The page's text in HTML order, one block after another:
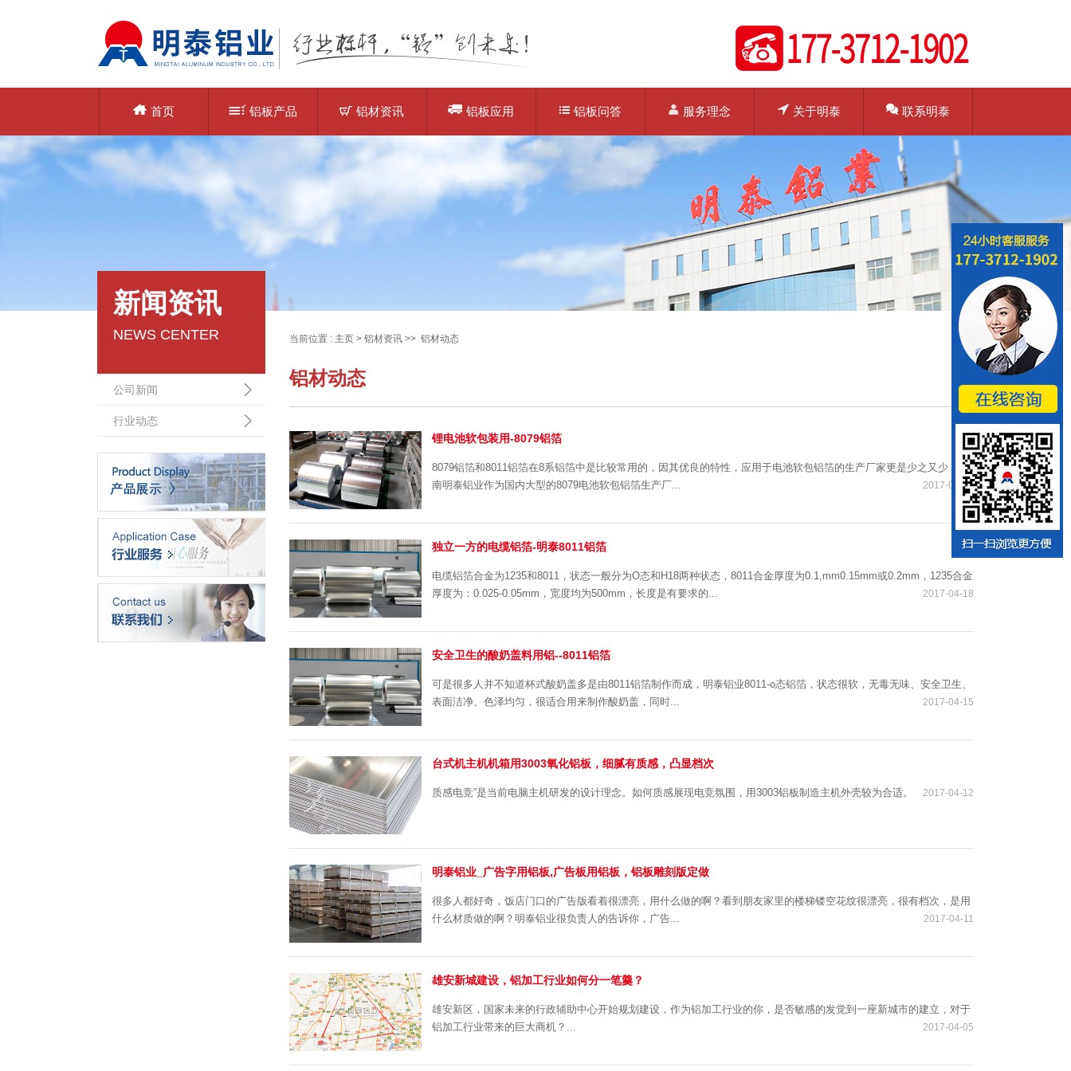
首页 铝板产品 铝材资讯 铝板应用 铝板问答 服务理念 关于明泰 联系明泰
新闻资讯
NEWS CENTER
公司新闻
行业动态
当前位置 : 主页 > 铝材资讯 >> 铝材动态
铝材动态
锂电池软包装用-8079铝箔
8079铝箔和8011铝箔在8系铝箔中是比较常用的，因其优良的特性，应用于电池软包铝箔的生产厂家更是少之又少，河
南明泰铝业作为国内大型的8079电池软包铝箔生产厂...
2017-04-22
独立一方的电缆铝箔-明泰8011铝箔
电缆铝箔合金为1235和8011，状态一般分为O态和H18两种状态，8011合金厚度为0.1,mm0.15mm或0.2mm，1235合金
厚度为：0.025-0.05mm，宽度均为500mm，长度是有要求的...
2017-04-18
安全卫生的酸奶盖料用铝--8011铝箔
可是很多人并不知道杯式酸奶盖多是由8011铝箔制作而成，明泰铝业8011-o态铝箔，状态很软，无毒无味、安全卫生、
表面洁净、色泽均匀，很适合用来制作酸奶盖，同时...
2017-04-15
台式机主机机箱用3003氧化铝板，细腻有质感，凸显档次
质感电竞”是当前电脑主机研发的设计理念。如何质感展现电竞氛围，用3003铝板制造主机外壳较为合适。 2017-04-12
明泰铝业_广告字用铝板,广告板用铝板，铝板雕刻版定做
很多人都好奇，饭店门口的广告版看着很漂亮，用什么做的啊？看到朋友家里的楼梯镂空花纹很漂亮，很有档次，是用
什么材质做的啊？明泰铝业很负责人的告诉你，广告...
2017-04-11
雄安新城建设，铝加工行业如何分一笔羹？
雄安新区，国家未来的行政辅助中心开始规划建设，作为铝加工行业的你，是否敏感的发觉到一座新城市的建立，对于
铝加工行业带来的巨大商机？...
2017-04-05